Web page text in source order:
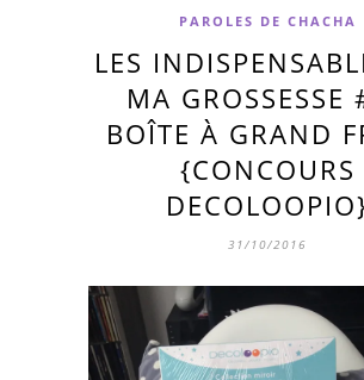
PAROLES DE CHACHA
LES
MA GROSSESSE
BOÎTE À GRAND
{CONCOURS
31/10/2016